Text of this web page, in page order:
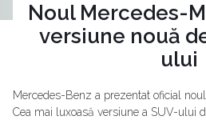
Noul Mercedes-
versiune nouă
ului
Mercedes-Benz a prezentat oficial
Cea mai luxoasă versiune a SUV-ului